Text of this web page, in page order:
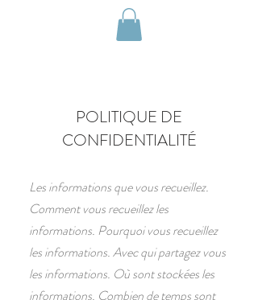
Réserver
POLITIQUE DE
CONFIDENTIALITÉ
Les informations que vous recueillez.
Comment vous recueillez les
informations. Pourquoi vous recueillez
les informations. Avec qui partagez vous
les informations. Où sont stockées les
informations. Combien de temps sont